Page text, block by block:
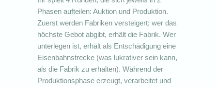
Phasen aufteilen: Auktion und Produktion.
Zuerst werden Fabriken versteigert; wer das
höchste Gebot abgibt, erhält die Fabrik. Wer
unterlegen ist, erhält als Entschädigung eine
Eisenbahnstrecke (was lukrativer sein kann,
als die Fabrik zu erhalten). Während der
Produktionsphase erzeugt, verarbeitet und